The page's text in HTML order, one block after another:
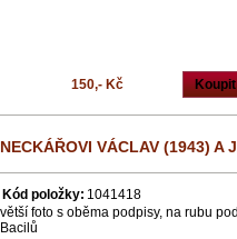
Koupit
150,- Kč
NECKÁŘOVI VÁCLAV (1943) A
Kód položky: 1041418
větší foto s oběma podpisy, na rubu
Bacilů